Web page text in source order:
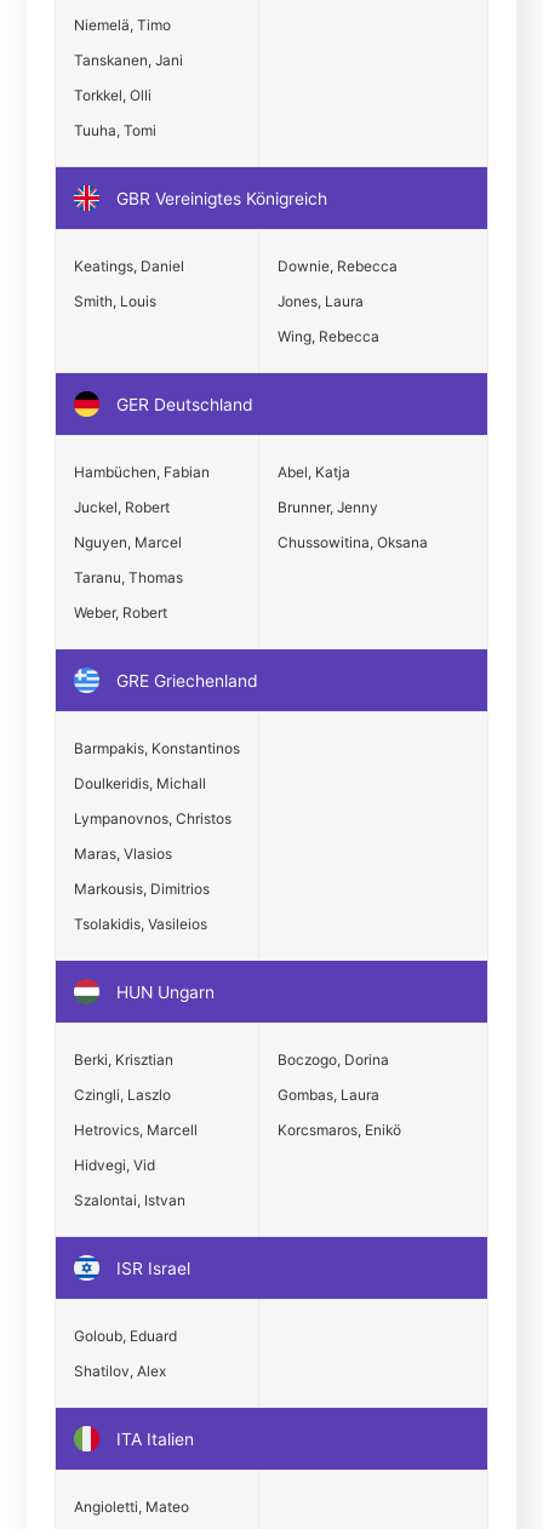
Niemelä, Timo
Tanskanen, Jani
Torkkel, Olli
Tuuha, Tomi
GBR Vereinigtes Königreich
Keatings, Daniel
Smith, Louis
Downie, Rebecca
Jones, Laura
Wing, Rebecca
GER Deutschland
Hambüchen, Fabian
Juckel, Robert
Nguyen, Marcel
Taranu, Thomas
Weber, Robert
Abel, Katja
Brunner, Jenny
Chussowitina, Oksana
GRE Griechenland
Barmpakis, Konstantinos
Doulkeridis, Michall
Lympanovnos, Christos
Maras, Vlasios
Markousis, Dimitrios
Tsolakidis, Vasileios
HUN Ungarn
Berki, Krisztian
Czingli, Laszlo
Hetrovics, Marcell
Hidvegi, Vid
Szalontai, Istvan
Boczogo, Dorina
Gombas, Laura
Korcsmaros, Enikö
ISR Israel
Goloub, Eduard
Shatilov, Alex
ITA Italien
Angioletti, Mateo